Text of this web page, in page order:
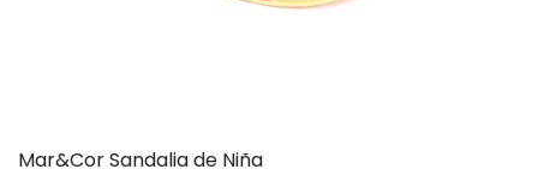
Mar&Cor Sandalia de Niña